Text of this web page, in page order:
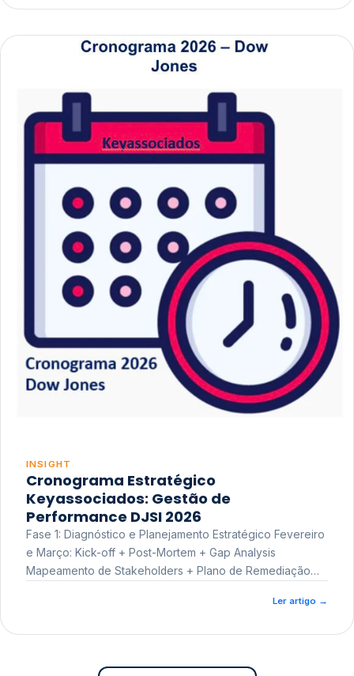
INSIGHT
Cronograma Estratégico
Keyassociados: Gestão de
Performance DJSI 2026
Fase 1: Diagnóstico e Planejamento Estratégico Fevereiro
e Março: Kick-off + Post-Mortem + Gap Analysis
Mapeamento de Stakeholders + Plano de Remediação
Ler artigo →